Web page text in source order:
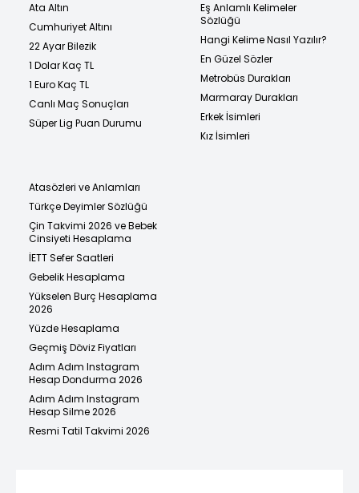
Ata Altın
Cumhuriyet Altını
22 Ayar Bilezik
1 Dolar Kaç TL
1 Euro Kaç TL
Canlı Maç Sonuçları
Süper Lig Puan Durumu
Eş Anlamlı Kelimeler
Sözlüğü
Hangi Kelime Nasıl Yazılır?
En Güzel Sözler
Metrobüs Durakları
Marmaray Durakları
Erkek İsimleri
Kız İsimleri
Atasözleri ve Anlamları
Türkçe Deyimler Sözlüğü
Çin Takvimi 2026 ve Bebek
Cinsiyeti Hesaplama
İETT Sefer Saatleri
Gebelik Hesaplama
Yükselen Burç Hesaplama
2026
Yüzde Hesaplama
Geçmiş Döviz Fiyatları
Adım Adım Instagram
Hesap Dondurma 2026
Adım Adım Instagram
Hesap Silme 2026
Resmi Tatil Takvimi 2026